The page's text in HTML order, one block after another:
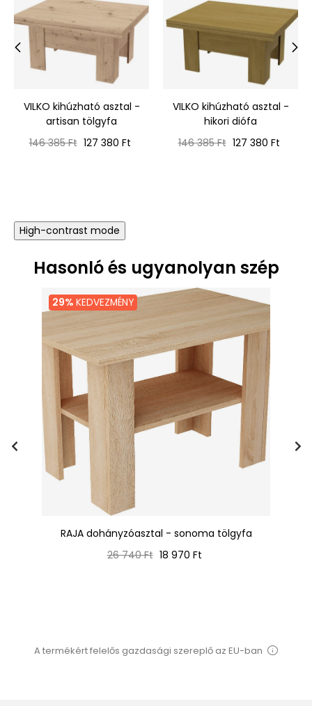
VILKO kihúzható asztal -
artisan tölgyfa
Normál
146 385 Ft Ár
127 380 Ft
VILKO kihúzható asztal -
hikori diófa
Normál
146 385 Ft Ár
127 380 Ft
High-contrast mode
Hasonló és ugyanolyan szép
29% KEDVEZMÉNY
RAJA dohányzóasztal - sonoma tölgyfa
Normál
26 740 Ft Ár
18 970 Ft
A termékért felelős gazdasági szereplő az EU-ban